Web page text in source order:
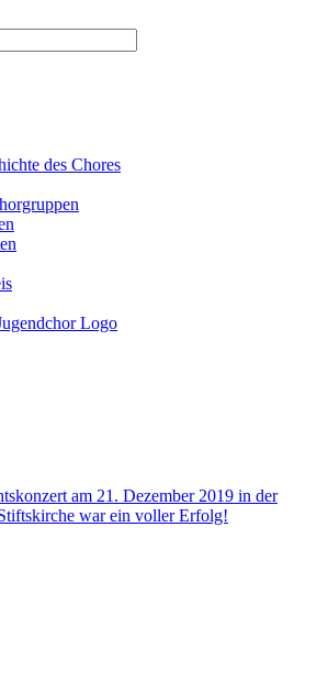
des Chores
am 21. Dezember 2019 in der
war ein voller Erfolg!